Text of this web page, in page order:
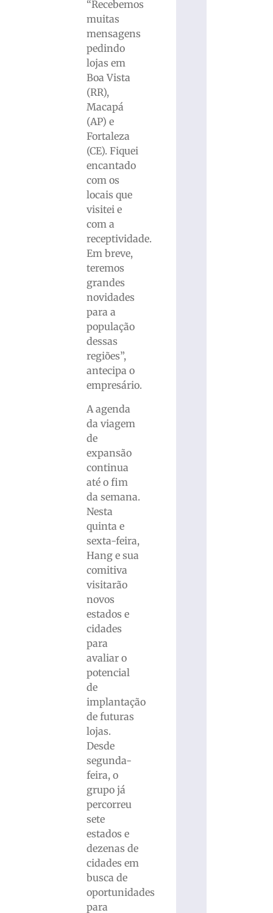
“Recebemos
muitas
mensagens
pedindo
lojas em
Boa Vista
(RR),
Macapá
(AP) e
Fortaleza
(CE). Fiquei
encantado
com os
locais que
visitei e
com a
receptividade.
Em breve,
teremos
grandes
novidades
para a
população
dessas
regiões”,
antecipa o
empresário.
A agenda
da viagem
de
expansão
continua
até o fim
da semana.
Nesta
quinta e
sexta-feira,
Hang e sua
comitiva
visitarão
novos
estados e
cidades
para
avaliar o
potencial
de
implantação
de futuras
lojas.
Desde
segunda-
feira, o
grupo já
percorreu
sete
estados e
dezenas de
cidades em
busca de
oportunidades
para